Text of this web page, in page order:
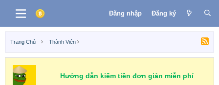
Đăng nhập Đăng ký
Trang Chủ Thành Viên
Hướng dẫn kiếm tiền đơn giản miễn phí